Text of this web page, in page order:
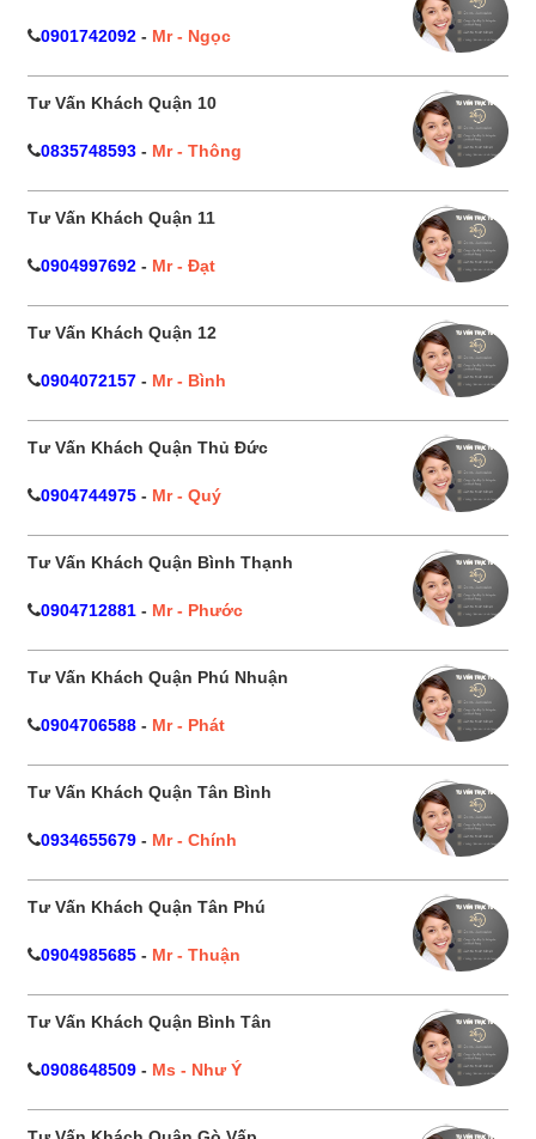
0901742092 - Mr - Ngọc
Tư Vấn Khách Quận 10
0835748593 - Mr - Thông
Tư Vấn Khách Quận 11
0904997692 - Mr - Đạt
Tư Vấn Khách Quận 12
0904072157 - Mr - Bình
Tư Vấn Khách Quận Thủ Đức
0904744975 - Mr - Quý
Tư Vấn Khách Quận Bình Thạnh
0904712881 - Mr - Phước
Tư Vấn Khách Quận Phú Nhuận
0904706588 - Mr - Phát
Tư Vấn Khách Quận Tân Bình
0934655679 - Mr - Chính
Tư Vấn Khách Quận Tân Phú
0904985685 - Mr - Thuận
Tư Vấn Khách Quận Bình Tân
0908648509 - Ms - Như Ý